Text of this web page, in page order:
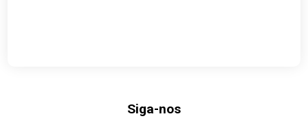
Siga-nos